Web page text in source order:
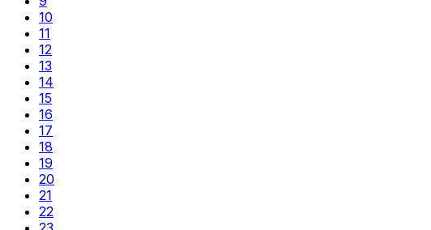
10
11
12
13
14
15
16
17
18
19
20
21
22